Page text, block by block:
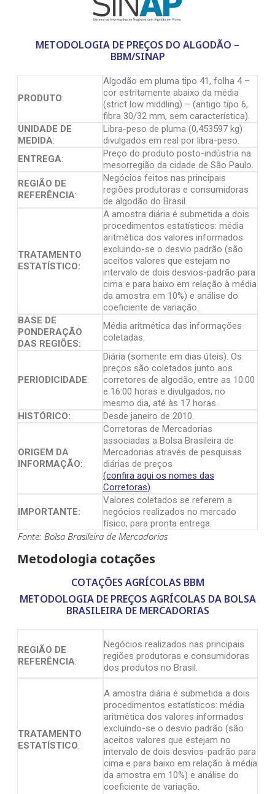
METODOLOGIA DE PREÇOS DO ALGODÃO –
BBM/SINAP
PRODUTO:
Algodão em pluma tipo 41, folha 4 –
cor estritamente abaixo da média
(strict low middling) – (antigo tipo 6,
fibra 30/32 mm, sem característica).
UNIDADE DE
MEDIDA:
Libra-peso de pluma (0,453597 kg)
divulgados em real por libra-peso.
ENTREGA:
Preço do produto posto-indústria na
mesorregião da cidade de São Paulo.
REGIÃO DE
REFERÊNCIA:
Negócios feitos nas principais
regiões produtoras e consumidoras
de algodão do Brasil.
TRATAMENTO
ESTATÍSTICO:
A amostra diária é submetida a dois
procedimentos estatísticos: média
aritmética dos valores informados
excluindo-se o desvio padrão (são
aceitos valores que estejam no
intervalo de dois desvios-padrão para
cima e para baixo em relação à média
da amostra em 10%) e análise do
coeficiente de variação.
BASE DE
PONDERAÇÃO
DAS REGIÕES:
Média aritmética das informações
coletadas.
PERIODICIDADE:
Diária (somente em dias úteis). Os
preços são coletados junto aos
corretores de algodão, entre as 10:00
e 16:00 horas e divulgados, no
mesmo dia, até às 17 horas.
HISTÓRICO:
Desde janeiro de 2010.
ORIGEM DA
INFORMAÇÃO:
Corretoras de Mercadorias
associadas a Bolsa Brasileira de
Mercadorias através de pesquisas
diárias de preços
(confira aqui os nomes das
Corretoras).
IMPORTANTE:
Valores coletados se referem a
negócios realizados no mercado
físico, para pronta entrega.
Fonte: Bolsa Brasileira de Mercadorias
Metodologia cotações
COTAÇÕES AGRÍCOLAS BBM
METODOLOGIA DE PREÇOS AGRÍCOLAS DA BOLSA
BRASILEIRA DE MERCADORIAS
REGIÃO DE
REFERÊNCIA:
Negócios realizados nas principais
regiões produtoras e consumidoras
dos produtos no Brasil.
TRATAMENTO
ESTATÍSTICO:
A amostra diária é submetida a dois
procedimentos estatísticos: média
aritmética dos valores informados
excluindo-se o desvio padrão (são
aceitos valores que estejam no
intervalo de dois desvios-padrão para
cima e para baixo em relação à média
da amostra em 10%) e análise do
coeficiente de variação.